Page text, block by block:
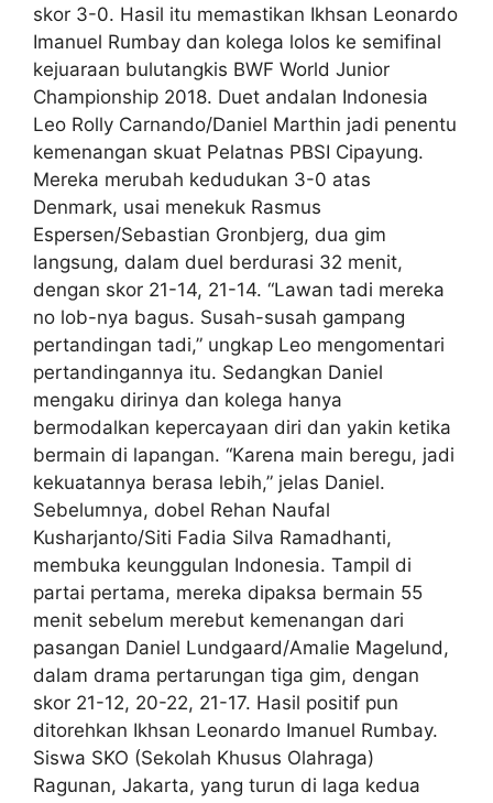
skor 3-0. Hasil itu memastikan Ikhsan Leonardo
Imanuel Rumbay dan kolega lolos ke semifinal
kejuaraan bulutangkis BWF World Junior
Championship 2018. Duet andalan Indonesia
Leo Rolly Carnando/Daniel Marthin jadi penentu
kemenangan skuat Pelatnas PBSI Cipayung.
Mereka merubah kedudukan 3-0 atas
Denmark, usai menekuk Rasmus
Espersen/Sebastian Gronbjerg, dua gim
langsung, dalam duel berdurasi 32 menit,
dengan skor 21-14, 21-14. “Lawan tadi mereka
no lob-nya bagus. Susah-susah gampang
pertandingan tadi,” ungkap Leo mengomentari
pertandingannya itu. Sedangkan Daniel
mengaku dirinya dan kolega hanya
bermodalkan kepercayaan diri dan yakin ketika
bermain di lapangan. “Karena main beregu, jadi
kekuatannya berasa lebih,” jelas Daniel.
Sebelumnya, dobel Rehan Naufal
Kusharjanto/Siti Fadia Silva Ramadhanti,
membuka keunggulan Indonesia. Tampil di
partai pertama, mereka dipaksa bermain 55
menit sebelum merebut kemenangan dari
pasangan Daniel Lundgaard/Amalie Magelund,
dalam drama pertarungan tiga gim, dengan
skor 21-12, 20-22, 21-17. Hasil positif pun
ditorehkan Ikhsan Leonardo Imanuel Rumbay.
Siswa SKO (Sekolah Khusus Olahraga)
Ragunan, Jakarta, yang turun di laga kedua